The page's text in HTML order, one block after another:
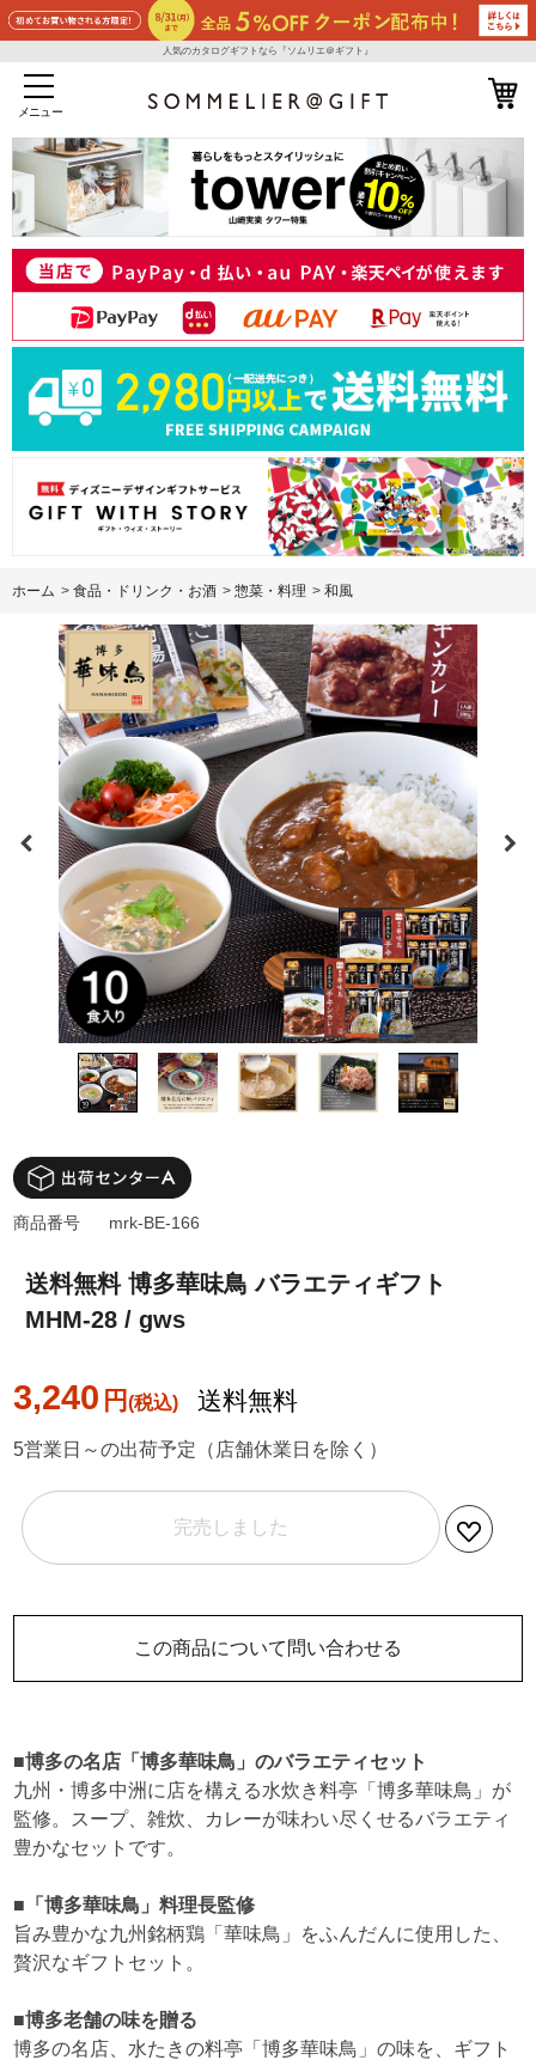
人気のカタログギフトなら『ソムリエ＠ギフト』
メニュー
ホーム > 食品・ドリンク・お酒 > 惣菜・料理 > 和風
送料無料 博多華味鳥 バラエティギフト
MHM-28 / gws
3,240 円 送料無料
商品番号 mrk-BE-166
5営業日～の出荷予定（店舗休業日を除く）
完売しました
この商品について問い合わせる
■博多の名店「博多華味鳥」のバラエティセット
九州・博多中洲に店を構える水炊き料亭「博多華味鳥」が
監修。スープ、雑炊、カレーが味わい尽くせるバラエティ
豊かなセットです。
■「博多華味鳥」料理長監修
旨み豊かな九州銘柄鶏「華味鳥」をふんだんに使用した、
贅沢なギフトセット。
■博多老舗の味を贈る
博多の名店、水たきの料亭「博多華味鳥」の味を、ギフト